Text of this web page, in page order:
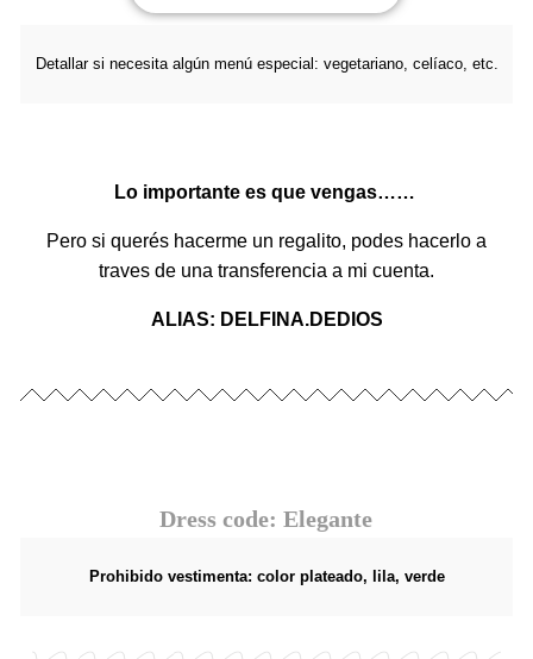
Detallar si necesita algún menú especial: vegetariano, celíaco, etc.
Lo importante es que vengas……
Pero si querés hacerme un regalito, podes hacerlo a
traves de una transferencia a mi cuenta.
ALIAS: DELFINA.DEDIOS
Dress code: Elegante
Prohibido vestimenta: color plateado, lila, verde